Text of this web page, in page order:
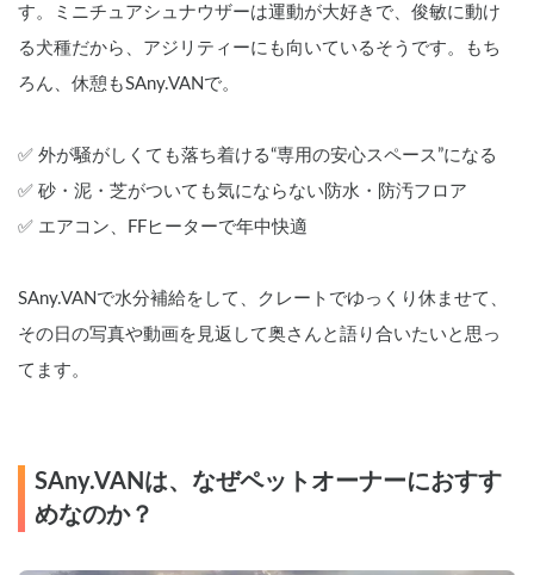
す。ミニチュアシュナウザーは運動が大好きで、俊敏に動け
る犬種だから、アジリティーにも向いているそうです。もち
ろん、休憩もSAny.VANで。
✅ 外が騒がしくても落ち着ける“専用の安心スペース”になる
✅ 砂・泥・芝がついても気にならない防水・防汚フロア
✅ エアコン、FFヒーターで年中快適
SAny.VANで水分補給をして、クレートでゆっくり休ませて、
その日の写真や動画を見返して奥さんと語り合いたいと思っ
てます。
SAny.VANは、なぜペットオーナーにおすす
めなのか？